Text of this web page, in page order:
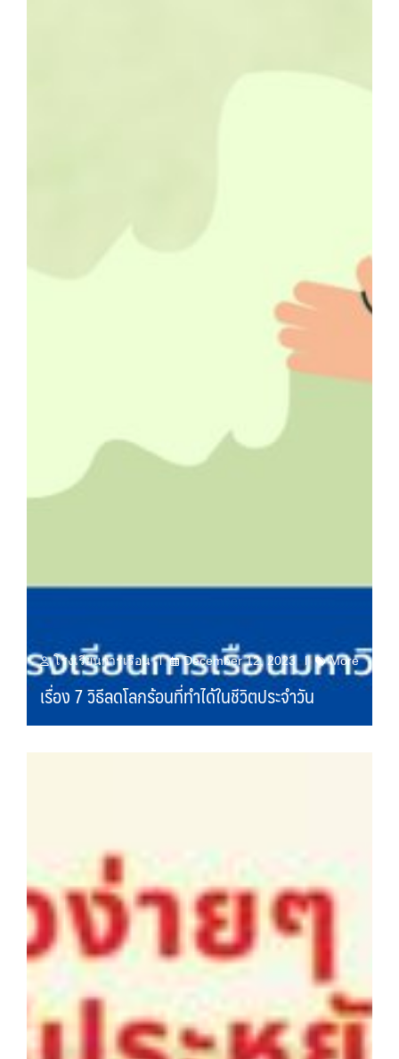
โรงเรียนการเรือน December 12, 2023 More
เรื่อง 7 วิธีลดโลกร้อนที่ทำได้ในชีวิตประจำวัน